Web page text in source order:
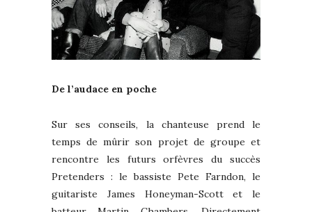
De l’audace en poche
Sur ses conseils, la chanteuse prend le
temps de mûrir son projet de groupe et
rencontre les futurs orfèvres du succès
Pretenders : le bassiste Pete Farndon, le
guitariste James Honeyman-Scott et le